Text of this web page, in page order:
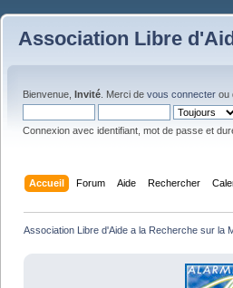
Association Libre
Bienvenue, Invité . Merci de vous connecter ou
Connexion avec identifiant, mot de passe et
Accueil Forum Aide Rechercher
Association Libre d'Aide a la Recherche sur la